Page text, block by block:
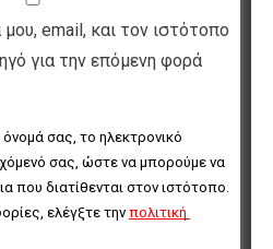
email, και τον ιστότοπο
για την επόμενη φορά
σας, το ηλεκτρονικό
σας, ώστε να μπορούμε να
που διατίθενται στον ιστότοπο.
ελέγξτε την πολιτική